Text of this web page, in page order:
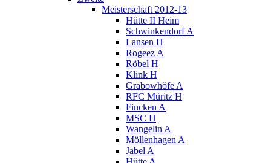
Meisterschaft 2012-13
Hütte II Heim
Schwinkendorf A
Lansen H
Rogeez A
Röbel H
Klink H
Grabowhöfe A
RFC Müritz H
Fincken A
MSC H
Wangelin A
Möllenhagen A
Jabel A